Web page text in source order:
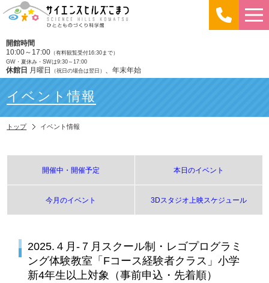
開館時間
10:00～17:00 （有料観覧受付16:30まで）
GW・夏休み・SWは9:30～17:00
休館日 月曜日 （祝日の場合は翌日） 、年末年始
イベント情報
トップ イベント情報
開催中・開催予定 本日のイベント
今月のイベント 3Dスタジオ上映スケジュール
2025.４月-７月スクール制・レゴプログラミ
ング体験教室「Fコース経験者クラス」小学
新4年生以上対象（事前申込・先着順）